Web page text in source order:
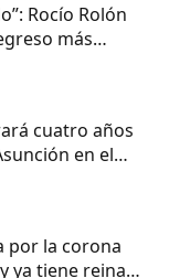
Rocío Rolón
más
paraguaya
cuatro años
en el
por la corona
ya tiene reina